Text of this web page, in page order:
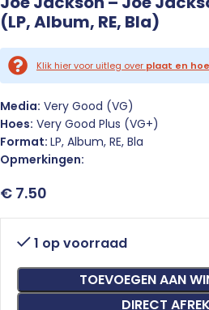
(LP, Album, RE, Bla)
Klik hier voor uitleg over plaat en
Media: Very Good (VG)
Hoes: Very Good Plus (VG+)
Format: LP, Album, RE, Bla
Opmerkingen:
€ 7.50
1 op voorraad
TOEVOEGEN AAN
DIRECT